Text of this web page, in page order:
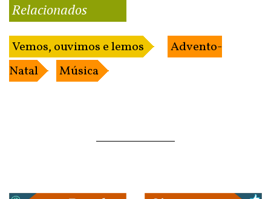
Relacionados
Vemos, ouvimos e lemos
Advento-
Natal
Música